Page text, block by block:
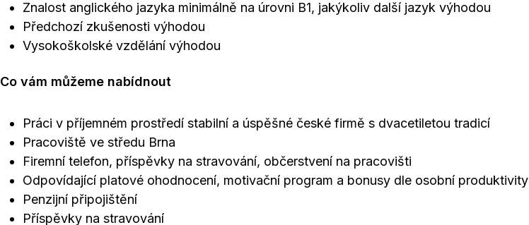
Znalost anglického jazyka minimálně na úrovni B1, jakýkoliv další jazyk výhodou
Předchozí zkušenosti výhodou
Vysokoškolské vzdělání výhodou
Co vám můžeme nabídnout
Práci v příjemném prostředí stabilní a úspěšné české firmě s dvacetiletou tradicí
Pracoviště ve středu Brna
Firemní telefon, příspěvky na stravování, občerstvení na pracovišti
Odpovídající platové ohodnocení, motivační program a bonusy dle osobní produktivity
Penzijní připojištění
Příspěvky na stravování